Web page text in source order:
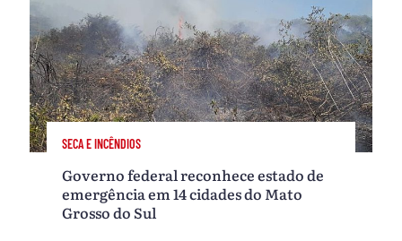
SECA E INCÊNDIOS
Governo federal reconhece estado de
emergência em 14 cidades do Mato
Grosso do Sul